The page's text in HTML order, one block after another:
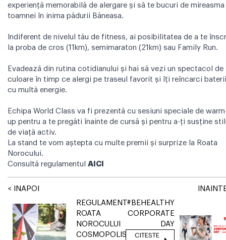
experiență memorabilă de alergare și să te bucuri de mireasma
toamnei în inima pădurii Băneasa.
Indiferent de nivelul tău de fitness, ai posibilitatea de a te
la proba de cros (11km), semimaraton (21km) sau Family Run.
Evadează din rutina cotidianului și hai să vezi un spectacol de
culoare în timp ce alergi pe traseul favorit și îți reîncarci
cu multă energie.
Echipa World Class va fi prezentă cu sesiuni speciale de
up pentru a te pregăti înainte de cursă și pentru a-ți susține
de viață activ.
La stand te vom aștepta cu multe premii și surprize la Roata
Norocului.
Consultă regulamentul AICI
< INAPOI
REGULAMENT
ROATA
NOROCULUI
COSMOPOLIS
#BEHEALTHY
CORPORATE
DAY
CITESTE